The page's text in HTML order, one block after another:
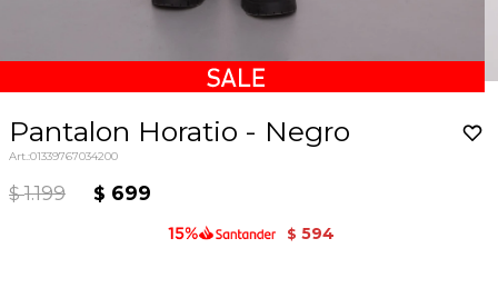
Pantalon Horatio - Negro
01339767034200
$ 1.199 $ 699
$ 594